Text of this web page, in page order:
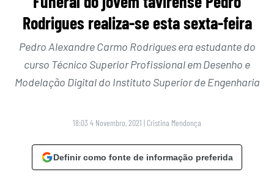
Rodrigues realiza-se esta sexta-feira
Pedro Alexandre Carmo Rodrigues era estudante do
curso Técnico Superior Profissional em Desenho e
Modelação Digital do Instituto Superior de Engenharia
18:03 4 Novembro, 2021 | Cristina Mendonça
Definir como fonte de informação preferida